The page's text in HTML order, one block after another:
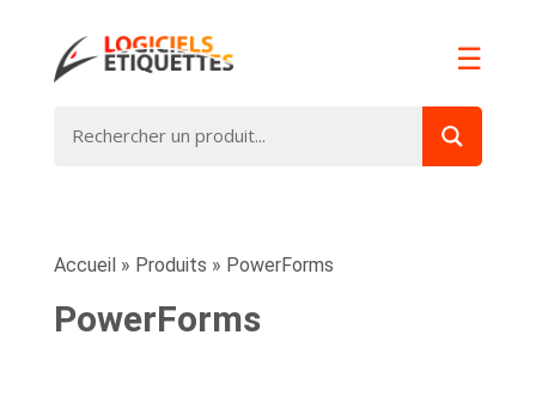
☰
Accueil » Produits » PowerForms
PowerForms